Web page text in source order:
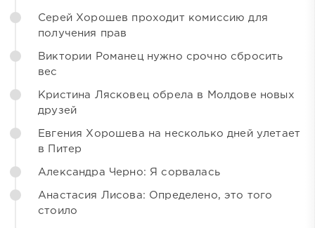
Серей Хорошев проходит комиссию для
получения прав
Виктории Романец нужно срочно сбросить
вес
Кристина Лясковец обрела в Молдове новых
друзей
Евгения Хорошева на несколько дней улетает
в Питер
Александра Черно: Я сорвалась
Анастасия Лисова: Определено, это того
стоило